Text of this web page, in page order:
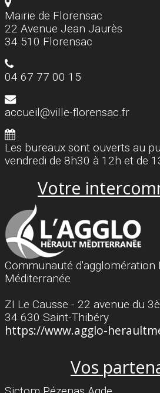
Mairie de Florensac
22 Avenue Jean Jaurès
34 510 Florensac
04 67 77 00 15
accueil@ville-florensac.fr
Les bureaux sont ouverts au
vendredi de 8h30 à 12h et de
Votre
Communauté d'agglomération
Méditerranée
ZI Le Causse - 22 avenue du
34 630 Saint-Thibéry
https://www.agglo-
Vos